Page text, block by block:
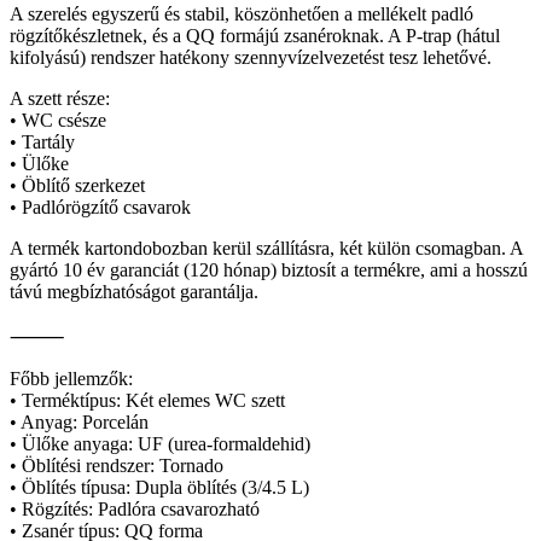
A szerelés egyszerű és stabil, köszönhetően a mellékelt padló
rögzítőkészletnek, és a QQ formájú zsanéroknak. A P-trap (hátul
kifolyású) rendszer hatékony szennyvízelvezetést tesz lehetővé.
A szett része:
• WC csésze
• Tartály
• Ülőke
• Öblítő szerkezet
• Padlórögzítő csavarok
A termék kartondobozban kerül szállításra, két külön csomagban. A
gyártó 10 év garanciát (120 hónap) biztosít a termékre, ami a hosszú
távú megbízhatóságot garantálja.
⸻
Főbb jellemzők:
• Terméktípus: Két elemes WC szett
• Anyag: Porcelán
• Ülőke anyaga: UF (urea-formaldehid)
• Öblítési rendszer: Tornado
• Öblítés típusa: Dupla öblítés (3/4.5 L)
• Rögzítés: Padlóra csavarozható
• Zsanér típus: QQ forma